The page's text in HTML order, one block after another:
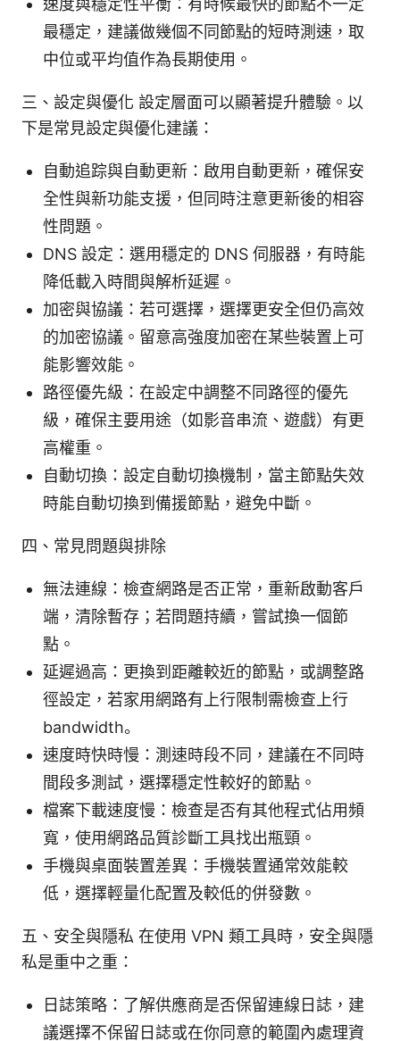
速度與穩定性平衡：有時候最快的節點不一定
最穩定，建議做幾個不同節點的短時測速，取
中位或平均值作為長期使用。
三、設定與優化 設定層面可以顯著提升體驗。以
下是常見設定與優化建議：
自動追踪與自動更新：啟用自動更新，確保安
全性與新功能支援，但同時注意更新後的相容
性問題。
DNS 設定：選用穩定的 DNS 伺服器，有時能
降低載入時間與解析延遲。
加密與協議：若可選擇，選擇更安全但仍高效
的加密協議。留意高強度加密在某些裝置上可
能影響效能。
路徑優先級：在設定中調整不同路徑的優先
級，確保主要用途（如影音串流、遊戲）有更
高權重。
自動切換：設定自動切換機制，當主節點失效
時能自動切換到備援節點，避免中斷。
四、常見問題與排除
無法連線：檢查網路是否正常，重新啟動客戶
端，清除暫存；若問題持續，嘗試換一個節
點。
延遲過高：更換到距離較近的節點，或調整路
徑設定，若家用網路有上行限制需檢查上行
bandwidth。
速度時快時慢：測速時段不同，建議在不同時
間段多測試，選擇穩定性較好的節點。
檔案下載速度慢：檢查是否有其他程式佔用頻
寬，使用網路品質診斷工具找出瓶頸。
手機與桌面裝置差異：手機裝置通常效能較
低，選擇輕量化配置及較低的併發數。
五、安全與隱私 在使用 VPN 類工具時，安全與隱
私是重中之重：
日誌策略：了解供應商是否保留連線日誌，建
議選擇不保留日誌或在你同意的範圍內處理資